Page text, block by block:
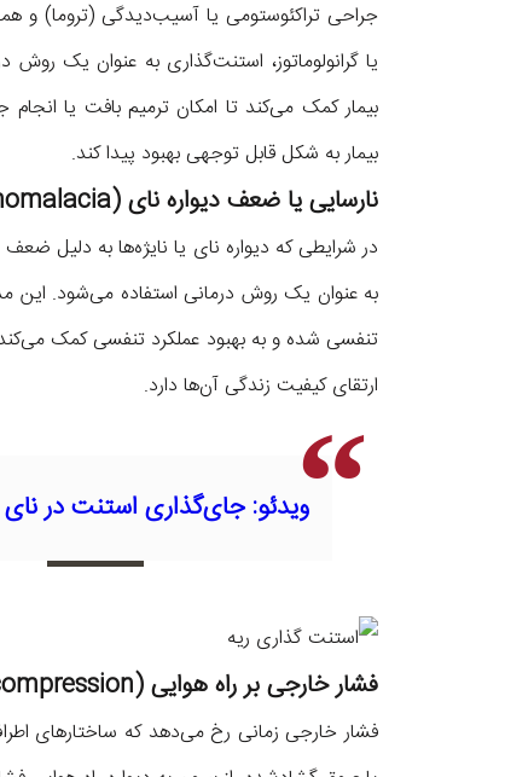
جراحی تراکئوستومی یا آسیب‌دیدگی (تروما) و
یا گرانولوماتوز، استنت‌گذاری به‌ عنوان یک روش
بیمار کمک می‌کند تا امکان ترمیم بافت یا
بیمار به شکل قابل توجهی بهبود پیدا کند.
نارسایی یا ضعف دیواره نای (Tracheobronchomalacia)
در شرایطی که دیواره نای یا نایژه‌ها به دلیل
به‌ عنوان یک روش درمانی استفاده می‌شود. این
تنفسی شده و به بهبود عملکرد تنفسی کمک
ارتقای کیفیت زندگی آن‌ها دارد.
ویدئو: جای‌گذاری استنت در نای
فشار خارجی بر راه هوایی (Extrinsic compression)
فشار خارجی زمانی رخ می‌دهد که ساختارهای